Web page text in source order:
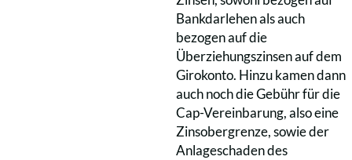
Bankdarlehen als auch
bezogen auf die
Überziehungszinsen auf dem
Girokonto. Hinzu kamen dann
auch noch die Gebühr für die
Cap-Vereinbarung, also eine
Zinsobergrenze, sowie der
Anlageschaden des